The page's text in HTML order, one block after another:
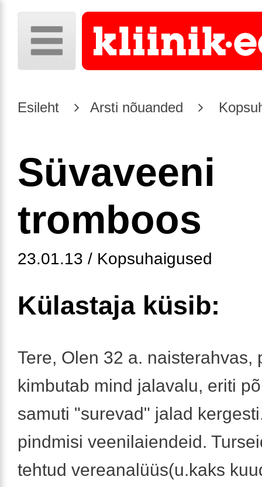
Esileht Arsti nõuanded
Süvaveeni
tromboos
23.01.13 / Kopsuhaigused
Külastaja küsib:
Tere, Olen 32 a. naisterahvas,
kimbutab mind jalavalu, eriti
samuti "surevad" jalad
pindmisi veenilaiendeid.
tehtud vereanalüüs(u.kaks